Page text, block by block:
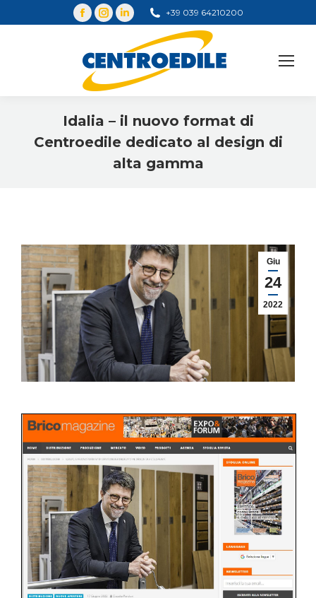
+39 039 64210200
Idalia – il nuovo format di
Centroedile dedicato al design di
alta gamma
Giu
24
2022